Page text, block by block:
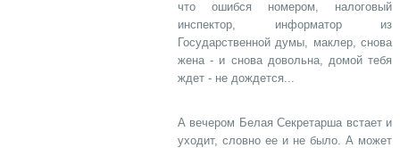
что ошибся номером, налоговый
инспектор, информатор из
Государственной думы, маклер, снова
жена - и снова довольна, домой тебя
ждет - не дождется...
А вечером Белая Секретарша встает и
уходит, словно ее и не было. А может